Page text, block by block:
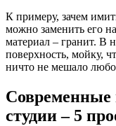
К примеру, зачем
можно заменить его
материал – гранит. В
поверхность, мойку,
ничто не мешало
Современные
студии – 5